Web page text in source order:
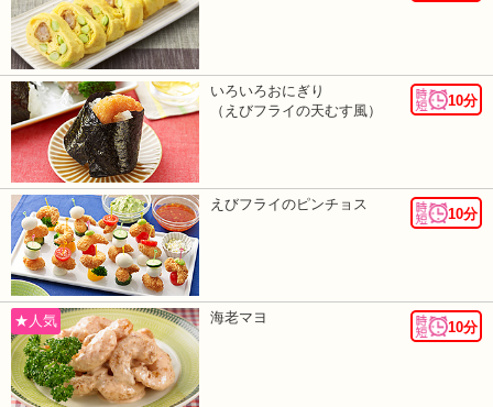
10分
いろいろおにぎり
（えびフライの天むす風）
10分
えびフライのピンチョス
★人気 10分
海老マヨ